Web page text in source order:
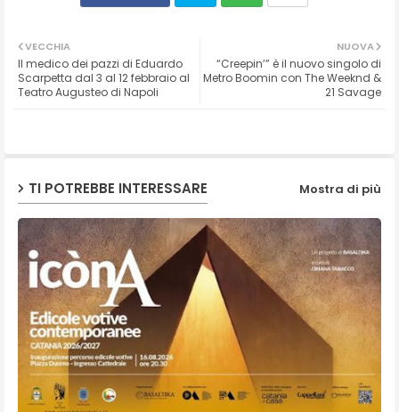
ats
NUOVA
“Creepin’” è il nuovo singolo di
Metro Boomin con The Weeknd &
21 Savage
VECCHIA
Il medico dei pazzi di Eduardo
Scarpetta dal 3 al 12 febbraio al
Teatro Augusteo di Napoli
TI POTREBBE INTERESSARE Mostra di più